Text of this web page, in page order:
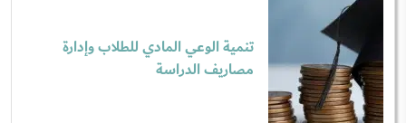
تنمية الوعي المادي للطلاب وإدارة
مصاريف الدراسة